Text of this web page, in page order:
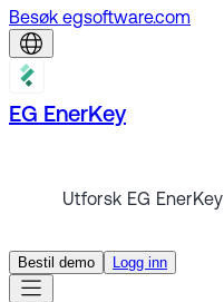
Besøk egsoftware.com
EG EnerKey
Utforsk EG EnerKey
Bestil demo Logg inn